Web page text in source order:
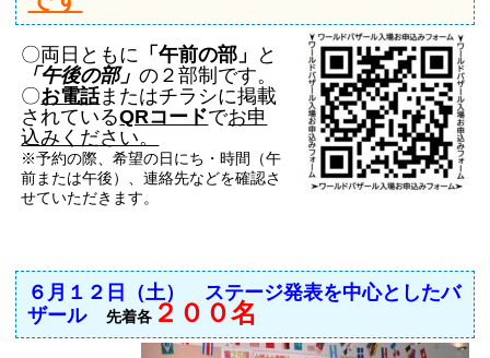
〇両日ともに 「午前の部」
と
「午後の部」の２部制です。
〇お電話またはチラシに掲載
されているQRコードでお申
込みください。
※予約の際、希望の日にち・時間（午
前または午後）、連絡先などを確認さ
せていただきます。
６月１２日（土） ステージ発表を中心としたバ
ザール先着各 ２００名